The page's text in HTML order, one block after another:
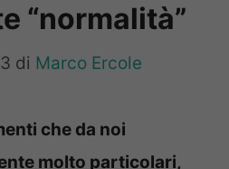
“normalità”
di Marco Ercole
che da noi
molto particolari,